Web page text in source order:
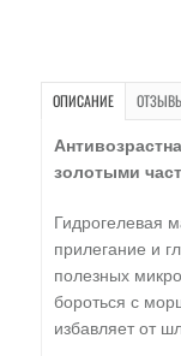
ОПИСАНИЕ
золотыми
Гидрогелевая
прилегание и
полезных
бороться с
избавляет от